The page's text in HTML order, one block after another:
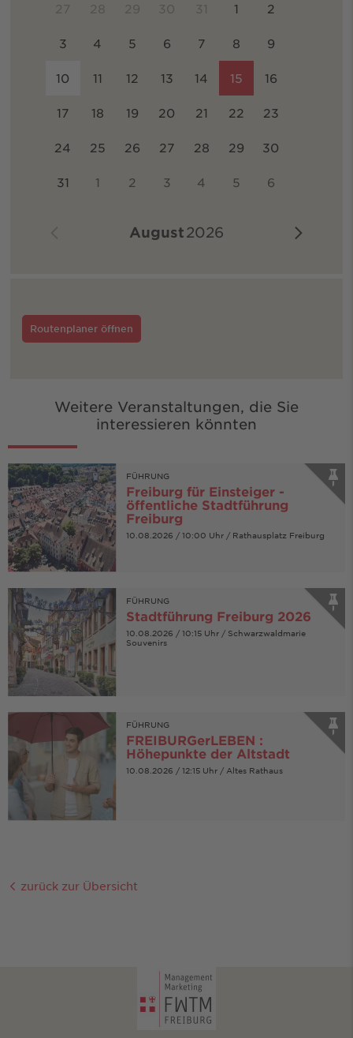
August2026
27 28 29 30 31 1 2
3 4 5 6 7 8 9
10 11 12 13 14 15 16
17 18 19 20 21 22 23
24 25 26 27 28 29 30
31 1 2 3 4 5 6
Routenplaner öffnen
Weitere Veranstaltungen, die Sie
interessieren könnten
FÜHRUNG
Freiburg für Einsteiger -
öffentliche Stadtführung
Freiburg
10.08.2026 / 10:00 Uhr / Rathausplatz Freiburg
FÜHRUNG
Stadtführung Freiburg 2026
10.08.2026 / 10:15 Uhr / Schwarzwaldmarie
Souvenirs
FÜHRUNG
FREIBURGerLEBEN :
Höhepunkte der Altstadt
10.08.2026 / 12:15 Uhr / Altes Rathaus
zurück zur Übersicht